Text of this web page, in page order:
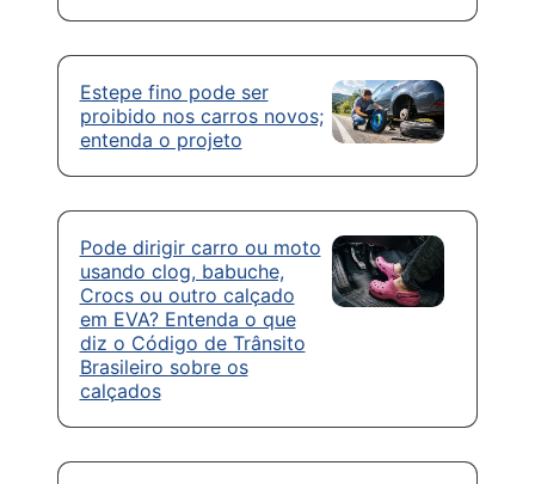
Estepe fino pode ser
proibido nos carros novos;
entenda o projeto
Pode dirigir carro ou moto
usando clog, babuche,
Crocs ou outro calçado
em EVA? Entenda o que
diz o Código de Trânsito
Brasileiro sobre os
calçados